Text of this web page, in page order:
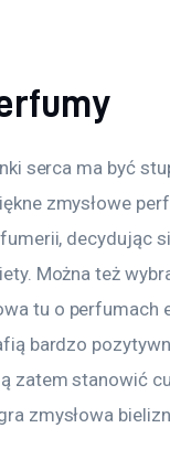
serca ma być
zmysłowe
decydując
Można też
tu o perfumach
bardzo
zatem stanowić
zmysłowa